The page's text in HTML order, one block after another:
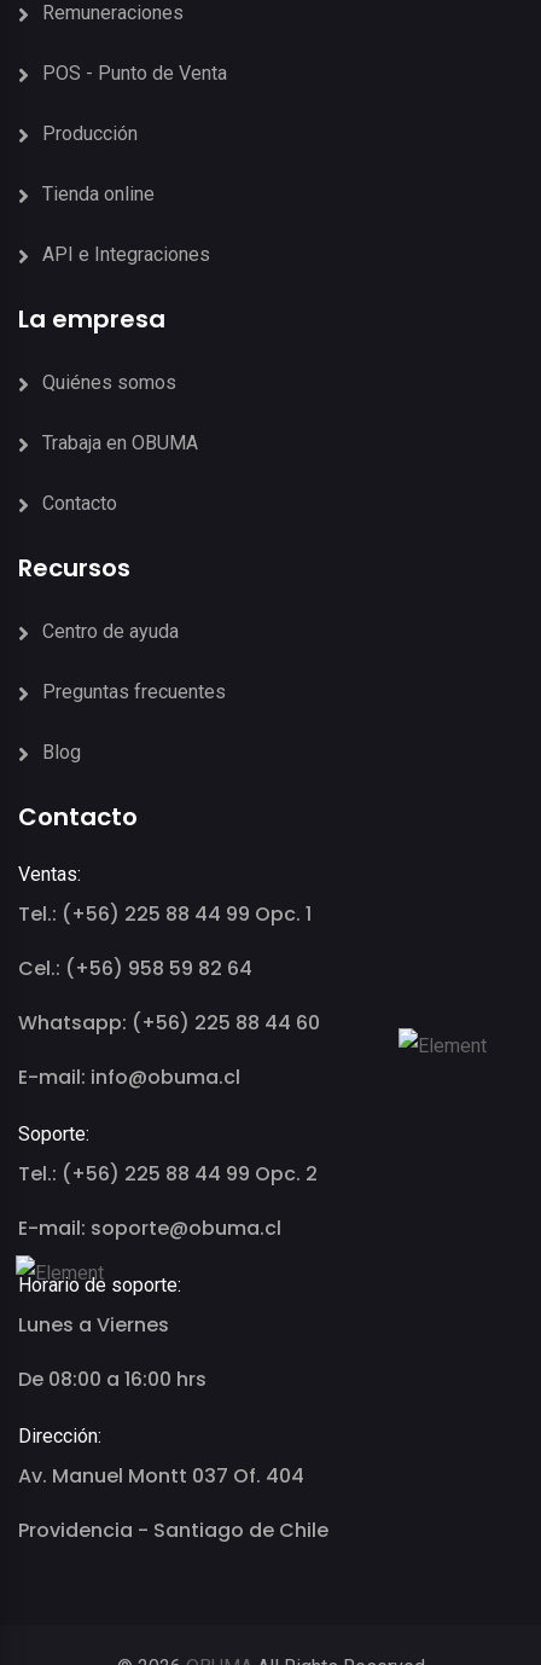
Remuneraciones
POS - Punto de Venta
Producción
Tienda online
API e Integraciones
La empresa
Quiénes somos
Trabaja en OBUMA
Contacto
Recursos
Centro de ayuda
Preguntas frecuentes
Blog
Contacto
Ventas:
Tel.: (+56) 225 88 44 99 Opc. 1
Cel.: (+56) 958 59 82 64
Whatsapp: (+56) 225 88 44 60
E-mail: info@obuma.cl
Soporte:
Tel.: (+56) 225 88 44 99 Opc. 2
E-mail: soporte@obuma.cl
Horario de soporte:
Lunes a Viernes
De 08:00 a 16:00 hrs
Dirección:
Av. Manuel Montt 037 Of. 404
Providencia - Santiago de Chile